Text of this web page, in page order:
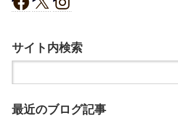
サイト内検索
最近のブログ記事